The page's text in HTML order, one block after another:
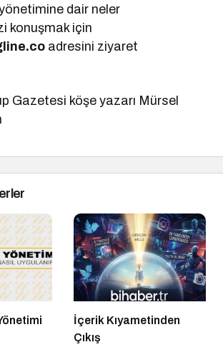
dair neler
konuşmak için
adresini ziyaret
Gazetesi köşe yazarı Mürsel
İçerik Kıyametinden
Çıkış